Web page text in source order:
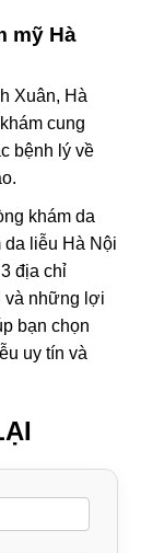
mỹ Hà
Xuân, Hà
cung
bệnh lý về
khám da
da liễu Hà Nội
địa chỉ
và những lợi
bạn chọn
uy tín và